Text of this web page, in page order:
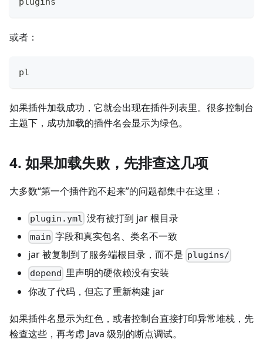
或者：
pl
如果插件加载成功，它就会出现在插件列表里。很多控制台
主题下，成功加载的插件名会显示为绿色。
4. 如果加载失败，先排查这几项
大多数“第一个插件跑不起来”的问题都集中在这里：
plugin.yml 没有被打到 jar 根目录
main 字段和真实包名、类名不一致
jar 被复制到了服务端根目录，而不是 plugins/
depend 里声明的硬依赖没有安装
你改了代码，但忘了重新构建 jar
如果插件名显示为红色，或者控制台直接打印异常堆栈，先
检查这些，再考虑 Java 级别的断点调试。